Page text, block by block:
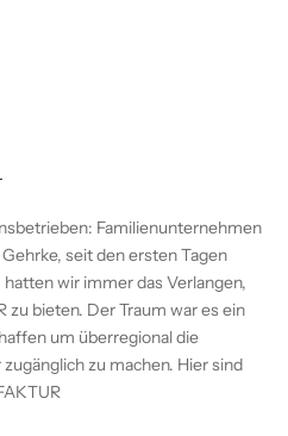
Familienunternehmen
seit den ersten Tagen
wir immer das Verlangen,
zu bieten. Der Traum war es ein
um überregional die
zu machen. Hier sind